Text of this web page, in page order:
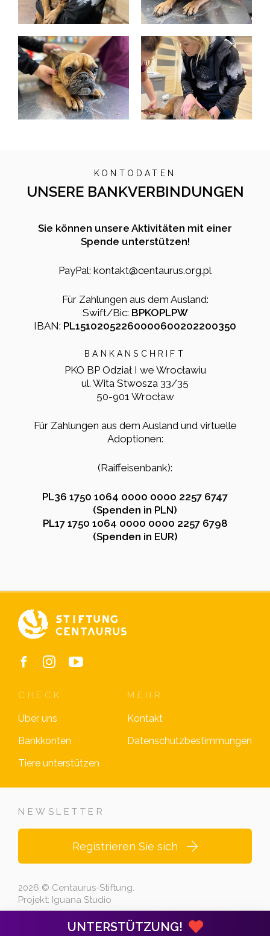
KONTODATEN
UNSERE BANKVERBINDUNGEN
Sie können unsere Aktivitäten mit einer
Spende unterstützen!
PayPal: kontakt@centaurus.org.pl
Für Zahlungen aus dem Ausland:
Swift/Bic: BPKOPLPW
IBAN: PL15102052260000600202200350
BANKANSCHRIFT
PKO BP Odział I we Wrocławiu
ul. Wita Stwosza 33/35
50-901 Wrocław
Für Zahlungen aus dem Ausland und virtuelle
Adoptionen:
(Raiffeisenbank):
PL36 1750 1064 0000 0000 2257 6747
(Spenden in PLN)
PL17 1750 1064 0000 0000 2257 6798
(Spenden in EUR)
UNTERSTÜTZUNG!
CHECK
Über uns
Bankkonten
Tiere unterstützen
MEHR
Kontakt
Datenschutzbestimmungen
NEWSLETTER
Registrieren Sie sich
2026 © Centaurus-Stiftung.
Projekt: Iguana Studio